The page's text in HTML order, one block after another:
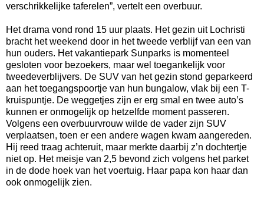
verschrikkelijke taferelen”, vertelt een overbuur.
Het drama vond rond 15 uur plaats. Het gezin uit Lochristi
bracht het weekend door in het tweede verblijf van een van
hun ouders. Het vakantiepark Sunparks is momenteel
gesloten voor bezoekers, maar wel toegankelijk voor
tweedeverblijvers. De SUV van het gezin stond geparkeerd
aan het toegangspoortje van hun bungalow, vlak bij een T-
kruispuntje. De weggetjes zijn er erg smal en twee auto’s
kunnen er onmogelijk op hetzelfde moment passeren.
Volgens een overbuurvrouw wilde de vader zijn SUV
verplaatsen, toen er een andere wagen kwam aangereden.
Hij reed traag achteruit, maar merkte daarbij z’n dochtertje
niet op. Het meisje van 2,5 bevond zich volgens het parket
in de dode hoek van het voertuig. Haar papa kon haar dan
ook onmogelijk zien.